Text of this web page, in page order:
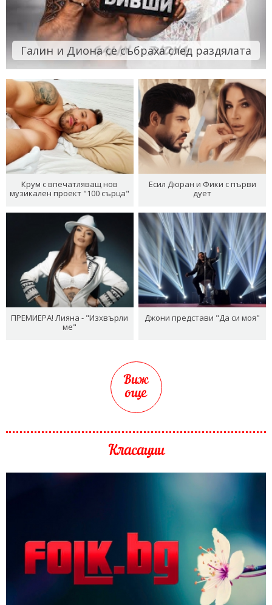
Галин и Диона се събраха след раздялата
Крум с впечатляващ нов
музикален проект "100 сърца"
Есил Дюран и Фики с първи
дует
ПРЕМИЕРА! Лияна - "Изхвърли
ме"
Джони представи "Да си моя"
Виж
още
Класации